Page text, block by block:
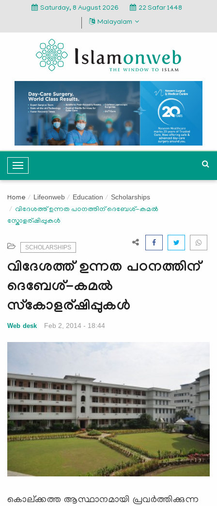
Saturday, 8 August 2026
22 Safar 1448
Malayalam
T
o
g
l
e
v
i
g
t
o
n
Home Lifeonweb Education Scholarships
വിദേശത്ത് ഉന്നത പഠനത്തിന് ദെബേശ്-കമല്‍
സ്കോളര്ഷിപ്പുക‍ള്‍
SCHOLARSHIPS
വിദേശത്ത് ഉന്നത പഠനത്തിന്
ദെബേശ്-കമല്‍
സ്കോളര്ഷിപ്പുക‍ള്‍
Web desk Feb 2, 2014 - 18:44
കൊല്ക്കത്ത ആസ്ഥാനമായി പ്രവ‍ര്‍ത്തിക്കുന്ന